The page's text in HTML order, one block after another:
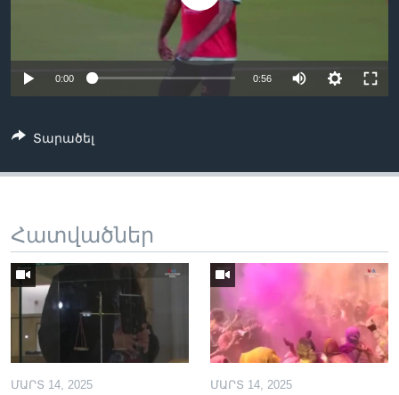
0:00 0:56
Տարածել
Հատվածներ
ՄԱՐՏ 14, 2025 ՄԱՐՏ 14, 2025